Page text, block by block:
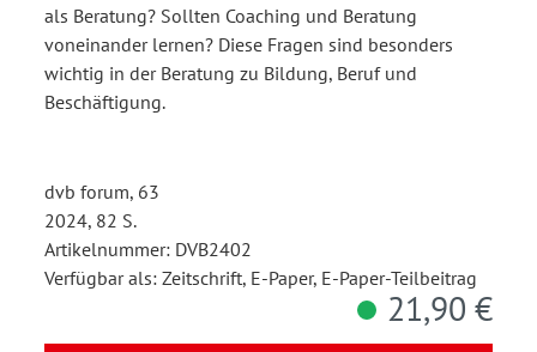
als Beratung? Sollten Coaching und Beratung
voneinander lernen? Diese Fragen sind besonders
wichtig in der Beratung zu Bildung, Beruf und
Beschäftigung.
dvb forum, 63
2024, 82 S.
Artikelnummer: DVB2402
Verfügbar als: Zeitschrift, E-Paper, E-Paper-Teilbeitrag
21,90 €